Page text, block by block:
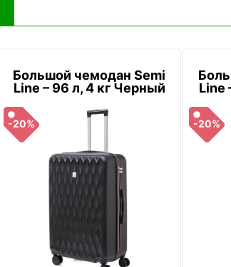
Большой чемодан Semi
Line – 96 л, 4 кг Черный
-20%
Line
-20%